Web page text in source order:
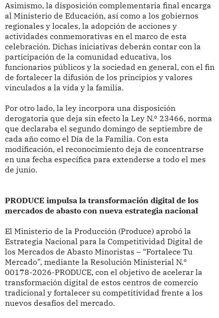
Asimismo, la disposición complementaria final encarga
al Ministerio de Educación, así como a los gobiernos
regionales y locales, la adopción de acciones y
actividades conmemorativas en el marco de esta
celebración. Dichas iniciativas deberán contar con la
participación de la comunidad educativa, los
funcionarios públicos y la sociedad en general, con el fin
de fortalecer la difusión de los principios y valores
vinculados a la vida y la familia.
Por otro lado, la ley incorpora una disposición
derogatoria que deja sin efecto la Ley N.º 23466, norma
que declaraba el segundo domingo de septiembre de
cada año como el Día de la Familia. Con esta
modificación, el reconocimiento deja de concentrarse
en una fecha específica para extenderse a todo el mes
de junio.
PRODUCE impulsa la transformación digital de los
mercados de abasto con nueva estrategia nacional
El Ministerio de la Producción (Produce) aprobó la
Estrategia Nacional para la Competitividad Digital de
los Mercados de Abasto Minoristas – “Fortalece Tu
Mercado”, mediante la Resolución Ministerial N.°
00178-2026-PRODUCE, con el objetivo de acelerar la
transformación digital de estos centros de comercio
tradicional y fortalecer su competitividad frente a los
nuevos desafíos del mercado.